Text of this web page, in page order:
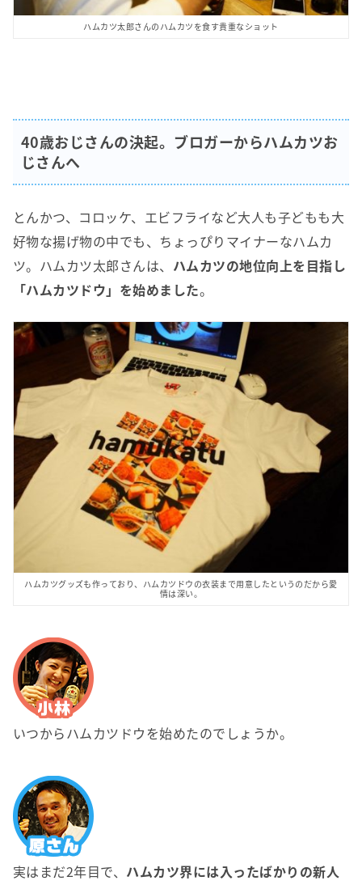
ハムカツ太郎さんのハムカツを食す貴重なショット
40歳おじさんの決起。ブロガーからハムカツお
じさんへ
とんかつ、コロッケ、エビフライなど大人も子どもも大
好物な揚げ物の中でも、ちょっぴりマイナーなハムカ
ツ。ハムカツ太郎さんは、 ハムカツの地位向上を目指し
「ハムカツドウ」を始めました。
ハムカツグッズも作っており、ハムカツドウの衣装まで用意したというのだから愛
情は深い。
いつからハムカツドウを始めたのでしょうか。
実はまだ2年目で、 ハムカツ界には入ったばかりの新人